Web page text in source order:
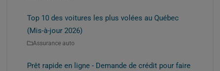
Top 10 des voitures les plus volées au Québec
(Mis-à-jour 2026)
Assurance auto
Prêt rapide en ligne - Demande de crédit pour faire